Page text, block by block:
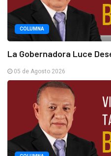
COLUMNA
La Gobernadora Luce
05 de Agosto 2026